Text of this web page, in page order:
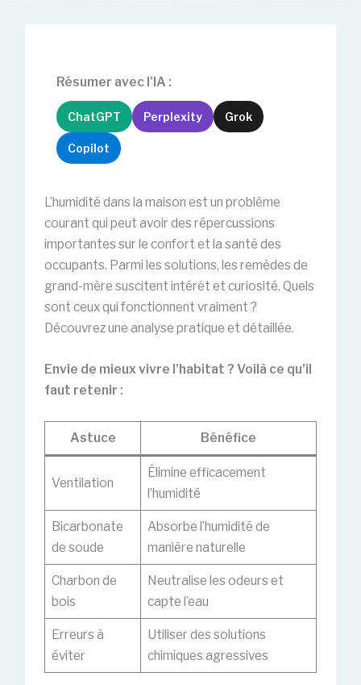
Résumer avec l'IA :
ChatGPT Perplexity Grok
Copilot
L’humidité dans la maison est un problème
courant qui peut avoir des répercussions
importantes sur le confort et la santé des
occupants. Parmi les solutions, les remèdes de
grand-mère suscitent intérêt et curiosité. Quels
sont ceux qui fonctionnent vraiment ?
Découvrez une analyse pratique et détaillée.
Envie de mieux vivre l’habitat ? Voilà ce qu’il
faut retenir :
Astuce Bénéfice
Ventilation
Élimine efficacement
l’humidité
Bicarbonate
de soude
Absorbe l’humidité de
manière naturelle
Charbon de
bois
Neutralise les odeurs et
capte l’eau
Erreurs à
éviter
Utiliser des solutions
chimiques agressives